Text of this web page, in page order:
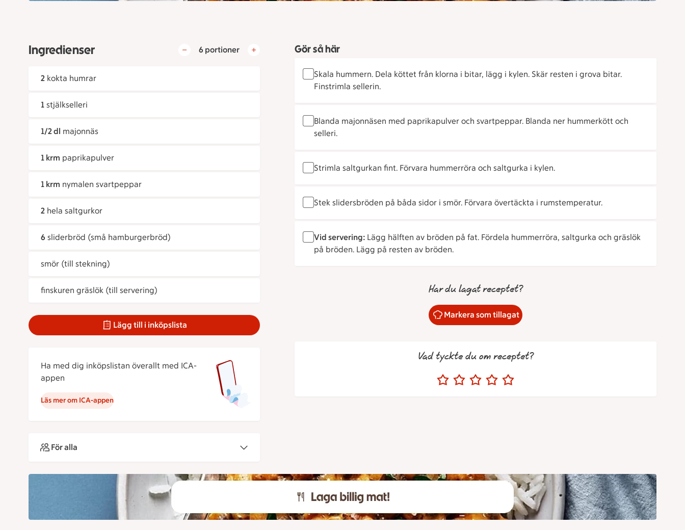
Ingredienser 6 portioner
2 kokta humrar
1 stjälkselleri
1/2 dl majonnäs
1 krm paprikapulver
1 krm nymalen svartpeppar
2 hela saltgurkor
6 sliderbröd (små hamburgerbröd)
smör (till stekning)
finskuren gräslök (till servering)
Lägg till i inköpslista
Ha med dig inköpslistan överallt med ICA-
appen
Läs mer om ICA-appen
För alla
Gör så här
Skala hummern. Dela köttet från klorna i bitar, lägg i kylen. Skär resten i grova bitar.
Finstrimla sellerin.
Blanda majonnäsen med paprikapulver och svartpeppar. Blanda ner hummerkött och
selleri.
Strimla saltgurkan fint. Förvara hummerröra och saltgurka i kylen.
Stek slidersbröden på båda sidor i smör. Förvara övertäckta i rumstemperatur.
Vid servering: Lägg hälften av bröden på fat. Fördela hummerröra, saltgurka och gräslök
på bröden. Lägg på resten av bröden.
Har du lagat receptet?
Markera som tillagat
Vad tyckte du om receptet?